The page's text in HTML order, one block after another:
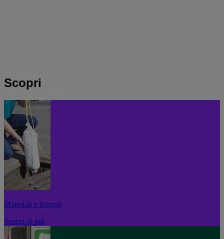
Scopri
Materiali e formati
Scopri di più